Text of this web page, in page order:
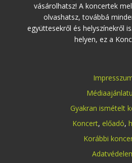
vásárolhatsz! A koncertek
olvashatsz, továbbá
együttesekről és helyszínekről
helyen, ez a
Gyakran ismételt
Koncert, előadó,
Korábbi